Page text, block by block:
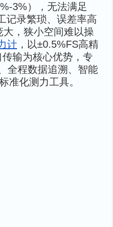
3%），无法满足
记录繁琐、误差率高
，狭小空间难以操
计 ，以±0.5%FS高精
输为核心优势，专
全程数据追溯、智能
准化测力工具。